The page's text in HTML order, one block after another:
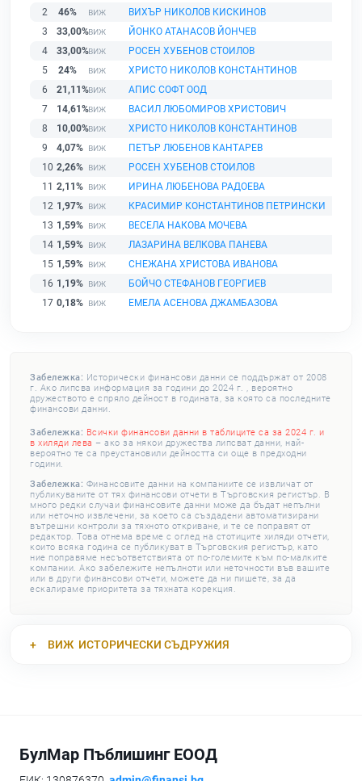
2
46%
ВИХЪР НИКОЛОВ КИСКИНОВ
3
33,00%
ЙОНКО АТАНАСОВ ЙОНЧЕВ
4
33,00%
РОСЕН ХУБЕНОВ СТОИЛОВ
5
24%
ХРИСТО НИКОЛОВ КОНСТАНТИНОВ
6
21,11%
АПИС СОФТ ООД
7
14,61%
ВАСИЛ ЛЮБОМИРОВ ХРИСТОВИЧ
8
10,00%
ХРИСТО НИКОЛОВ КОНСТАНТИНОВ
9
4,07%
ПЕТЪР ЛЮБЕНОВ КАНТАРЕВ
10 2,26%
РОСЕН ХУБЕНОВ СТОИЛОВ
11 2,11%
ИРИНА ЛЮБЕНОВА РАДОЕВА
12 1,97%
КРАСИМИР КОНСТАНТИНОВ ПЕТРИНСКИ
13 1,59%
ВЕСЕЛА НАКОВА МОЧЕВА
14 1,59%
ЛАЗАРИНА ВЕЛКОВА ПАНЕВА
15 1,59%
СНЕЖАНА ХРИСТОВА ИВАНОВА
16 1,19%
БОЙЧО СТЕФАНОВ ГЕОРГИЕВ
17 0,18% ЕМЕЛА АСЕНОВА ДЖАМБАЗОВА
Забележка: Исторически финансови данни се поддържат от 2008
г. Ако липсва информация за години до 2024 г. , вероятно
дружеството е спряло дейност в годината, за която са последните
финансови данни.
Забележка: Всички финансови данни в таблиците са за 2024 г. и
в хиляди лева – ако за някои дружества липсват данни, най-
вероятно те са преустановили дейността си още в предходни
години.
Забележка: Финансовите данни на компаниите се извличат от
публикуваните от тях финансови отчети в Търговския регистър. В
много редки случаи финансовите данни може да бъдат непълни
или неточно извлечени, за което са създадени автоматизирани
вътрешни контроли за тяхното откриване, и те се поправят от
редактор. Това отнема време с оглед на стотиците хиляди отчети,
които всяка година се публикуват в Търговския регистър, като
ние поправяме несъответствията от по-големите към по-малките
компании. Ако забележите непълноти или неточности във вашите
или в други финансови отчети, можете да ни пишете, за да
ескалираме приоритета за тяхната корекция.
ВИЖ ИСТОРИЧЕСКИ СЪДРУЖИЯ
БулМар Пъблишинг ЕООД